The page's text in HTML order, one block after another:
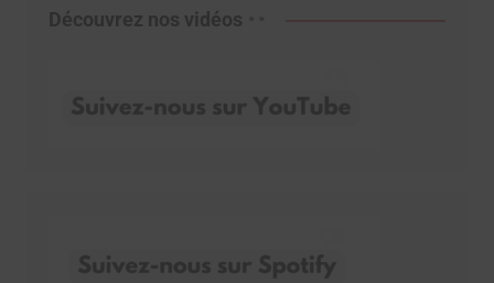
Découvrez nos vidéos